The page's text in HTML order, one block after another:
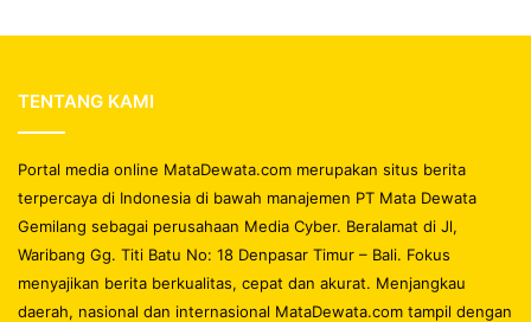
TENTANG KAMI
Portal media online MataDewata.com merupakan situs berita
terpercaya di Indonesia di bawah manajemen PT Mata Dewata
Gemilang sebagai perusahaan Media Cyber. Beralamat di Jl,
Waribang Gg. Titi Batu No: 18 Denpasar Timur – Bali. Fokus
menyajikan berita berkualitas, cepat dan akurat. Menjangkau
daerah, nasional dan internasional MataDewata.com tampil dengan